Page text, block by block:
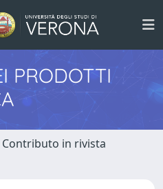
PRODOTTI
Contributo in rivista